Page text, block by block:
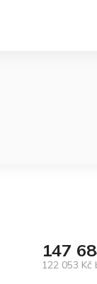
147
122 053 Kč